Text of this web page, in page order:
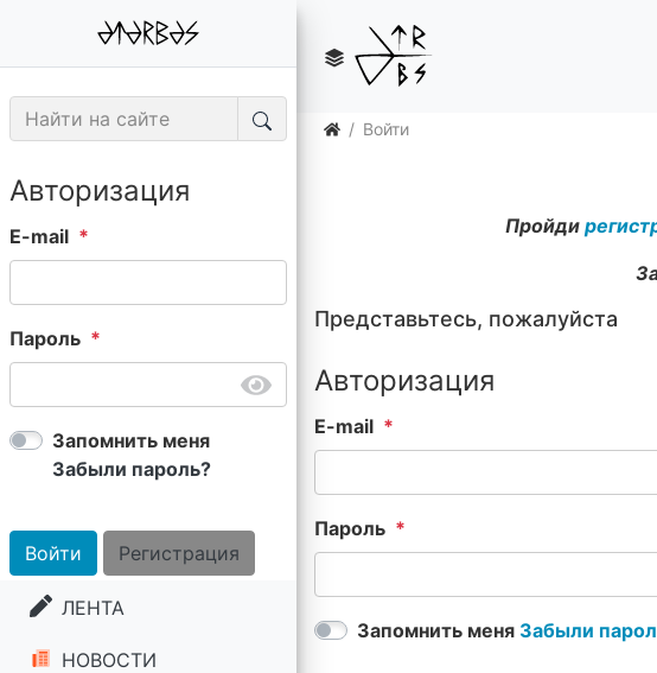
Авторизация
E-mail
Пароль
Запомнить меня
Забыли пароль?
Войти Регистрация
ЛЕНТА
НОВОСТИ
Войти
Пройди
Представьтесь, пожалуйста
Авторизация
E-mail
Пароль
Запомнить меня Забыли